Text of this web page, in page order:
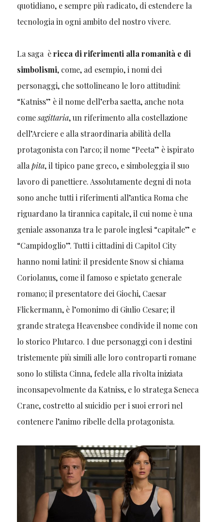
quotidiano, e sempre più radicato, di estendere la
tecnologia in ogni ambito del nostro vivere.
La saga èricca di riferimenti alla romanità e di
simbolismi, come, ad esempio, i nomi dei
personaggi, che sottolineano le loro attitudini:
“Katniss” è il nome dell’erba saetta, anche nota
comesagittaria, un riferimento alla costellazione
dell’Arciere e alla straordinaria abilità della
protagonista con l’arco; il nome “Peeta” è ispirato
allapita, il tipico pane greco, e simboleggia il suo
lavoro di panettiere. Assolutamente degni di nota
sono anche tutti i riferimenti all’antica Roma che
riguardano la tirannica capitale, il cui nome è una
geniale assonanza tra le parole inglesi “capitale” e
“Campidoglio”. Tutti i cittadini di Capitol City
hanno nomi latini: il presidente Snow si chiama
Coriolanus, come il famoso e spietato generale
romano; il presentatore dei Giochi, Caesar
Flickermann, è l’omonimo di Giulio Cesare; il
grande stratega Heavensbee condivide il nome con
lo storico Plutarco. I due personaggi con i destini
tristemente più simili alle loro controparti romane
sono lo stilista Cinna, fedele alla rivolta iniziata
inconsapevolmente da Katniss, e lo stratega Seneca
Crane, costretto al suicidio per i suoi errori nel
contenere l’animo ribelle della protagonista.